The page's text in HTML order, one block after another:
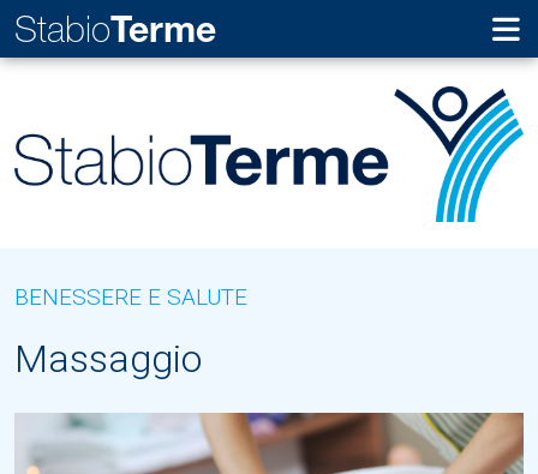
Stabio Terme
BENESSERE E SALUTE
Massaggio